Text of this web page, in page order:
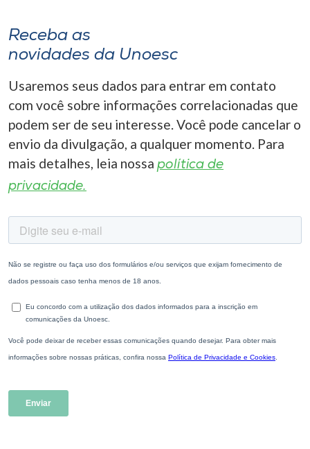
Receba as
novidades da Unoesc
Usaremos seus dados para entrar em contato
com você sobre informações correlacionadas que
podem ser de seu interesse. Você pode cancelar o
envio da divulgação, a qualquer momento. Para
mais detalhes, leia nossa política de
privacidade.